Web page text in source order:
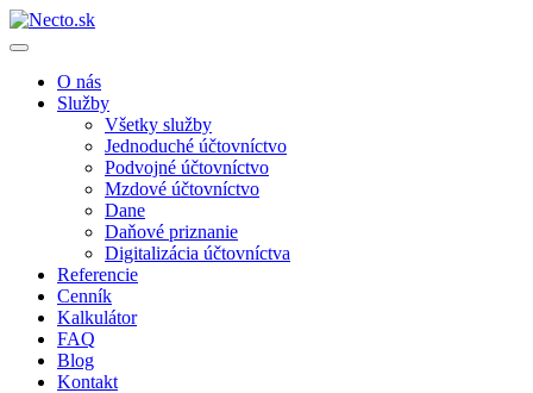
O nás
Služby
Všetky služby
Jednoduché účtovníctvo
Podvojné účtovníctvo
Mzdové účtovníctvo
Dane
Daňové priznanie
Digitalizácia účtovníctva
Referencie
Cenník
Kalkulátor
FAQ
Blog
Kontakt